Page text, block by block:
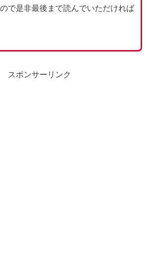
で是非最後まで読んでいただければ
スポンサーリンク